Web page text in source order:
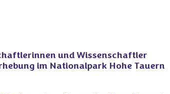
und Wissenschaftler
im Nationalpark Hohe Tauern